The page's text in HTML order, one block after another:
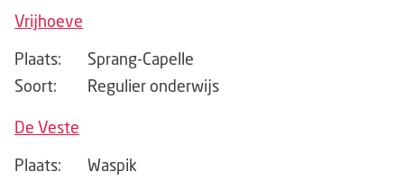
Vrijhoeve
Plaats:
Sprang-Capelle
Soort:
Regulier onderwijs
De Veste
Plaats:
Waspik